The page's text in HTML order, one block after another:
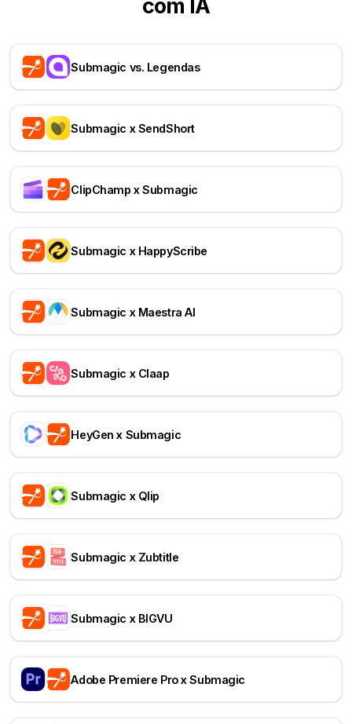
com IA
Submagic vs. Legendas
Submagic x SendShort
ClipChamp x Submagic
Submagic x HappyScribe
Submagic x Maestra AI
Submagic x Claap
HeyGen x Submagic
Submagic x Qlip
Submagic x Zubtitle
Submagic x BIGVU
Adobe Premiere Pro x Submagic